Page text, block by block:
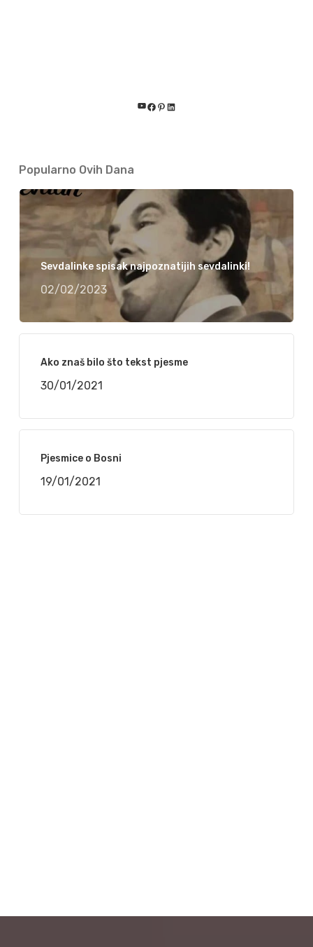
YouTube
Facebook
Pinterest
LinkedIn
Popularno Ovih Dana
Sevdalinke spisak najpoznatijih sevdalinki!
02/02/2023
Ako znaš bilo što tekst pjesme
30/01/2021
Pjesmice o Bosni
19/01/2021